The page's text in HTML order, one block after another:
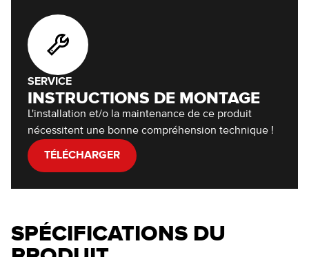
SERVICE
INSTRUCTIONS DE MONTAGE
L'installation et/o la maintenance de ce produit
nécessitent une bonne compréhension technique !
TÉLÉCHARGER
SPÉCIFICATIONS DU